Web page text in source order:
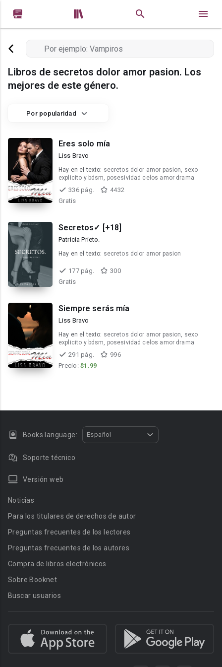
 
Libros de secretos dolor amor pasion. Los
mejores de este género.
Por popularidad
Eres solo mía
Liss Bravo
Hay en el texto: secretos dolor amor pasion, sexo
explicito y bdsm, posesividad celos amor drama
336 pág.
4432
Gratis
Secretos✓ [+18]
Patricia Prieto.
Hay en el texto: secretos dolor amor pasion
177 pág.
300
Gratis
Siempre serás mía
Liss Bravo
Hay en el texto: secretos dolor amor pasion, sexo
explicito y bdsm, posesividad celos amor drama
291 pág.
996
Precio: $1.99
Books language: Español
Soporte técnico
Versión web
Noticias
Para los titulares de derechos de autor
Preguntas frecuentes de los lectores
Preguntas frecuentes de los autores
Compra de libros electrónicos
Sobre Booknet
Buscar usuarios